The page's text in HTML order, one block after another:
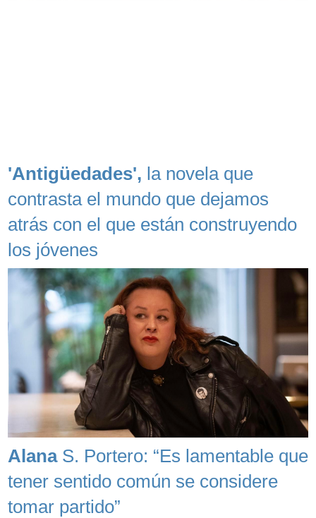
'Antigüedades', la novela que
contrasta el mundo que dejamos
atrás con el que están construyendo
los jóvenes
AlanaS. Portero: “Es lamentable que
tener sentido común se considere
tomar partido”